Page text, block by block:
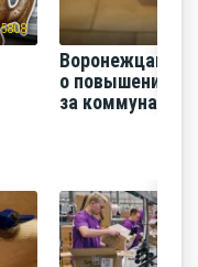
Воронежцам
о повышении
за